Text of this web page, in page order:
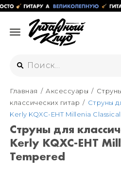
Интернет-
+7 (925) 125-54-44
Москва
+7 (925) 176-55-65
ул. Большая
"ФЛАКОН"
Санкт-
+7 (929) 179-15-49
Главная Аксессуары Струны
классических гитар
Струны
Kerly KQXC-EHT Millenia
Струны для
Kerly KQXC-EHT
Tempered